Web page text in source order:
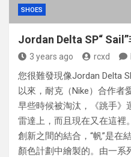
SHOES
Jordan Delta SP“
3 years ago rcxd
您很難發現像Jordan Delta
以來，耐克（Nike）合作者
早些時候被淘汰，《跳手》
雷達上，而且現在又在這裡
創新之間的結合，“帆”是在
顏色計劃中繪製的。由一系